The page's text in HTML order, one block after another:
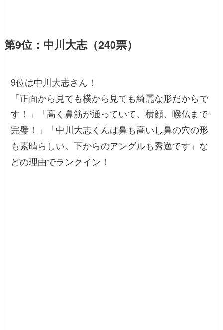
第9位：中川大志（240票）
9位は中川大志さん！
「正面から見ても横から見ても綺麗な形だからで
す！」「高く鼻筋が通っていて、横顔、喉仏まで
完璧！」「中川大志くんは鼻も高いし鼻の穴の形
も素晴らしい。下からのアングルも秀逸です」な
どの理由でランクイン！